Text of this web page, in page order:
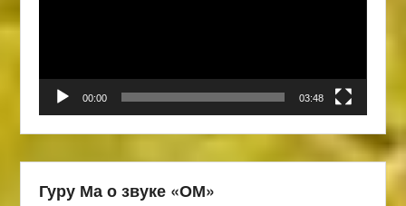
00:00 03:48
Гуру Ма о звуке «ОМ»